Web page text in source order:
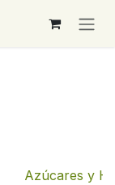
Azúcares y